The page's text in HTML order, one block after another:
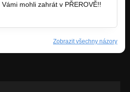
mohli zahrát v PŘEROVĚ!!
Zobrazit všechny názory